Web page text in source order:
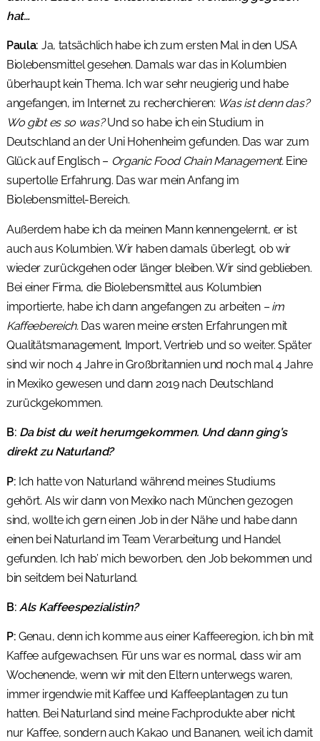
hat…
Paula: Ja, tatsächlich habe ich zum ersten Mal in den USA
Biolebensmittel gesehen. Damals war das in Kolumbien
überhaupt kein Thema. Ich war sehr neugierig und habe
angefangen, im Internet zu recherchieren: Was ist denn das?
Wo gibt es so was?Und so habe ich ein Studium in
Deutschland an der Uni Hohenheim gefunden. Das war zum
Glück auf Englisch – Organic Food Chain Management.Eine
supertolle Erfahrung. Das war mein Anfang im
Biolebensmittel-Bereich.
Außerdem habe ich da meinen Mann kennengelernt, er ist
auch aus Kolumbien. Wir haben damals überlegt, ob wir
wieder zurückgehen oder länger bleiben. Wir sind geblieben.
Bei einer Firma, die Biolebensmittel aus Kolumbien
importierte, habe ich dann angefangen zu arbeiten – im
Kaffeebereich.Das waren meine ersten Erfahrungen mit
Qualitätsmanagement, Import, Vertrieb und so weiter. Später
sind wir noch 4 Jahre in Großbritannien und noch mal 4 Jahre
in Mexiko gewesen und dann 2019 nach Deutschland
zurückgekommen.
B: Da bist du weit herumgekommen. Und dann ging’s
direkt zu Naturland?
P: Ich hatte von Naturland während meines Studiums
gehört. Als wir dann von Mexiko nach München gezogen
sind, wollte ich gern einen Job in der Nähe und habe dann
einen bei Naturland im Team Verarbeitung und Handel
gefunden. Ich hab’ mich beworben, den Job bekommen und
bin seitdem bei Naturland.
B:Als Kaffeespezialistin?
P: Genau, denn ich komme aus einer Kaffeeregion, ich bin mit
Kaffee aufgewachsen. Für uns war es normal, dass wir am
Wochenende, wenn wir mit den Eltern unterwegs waren,
immer irgendwie mit Kaffee und Kaffeeplantagen zu tun
hatten. Bei Naturland sind meine Fachprodukte aber nicht
nur Kaffee, sondern auch Kakao und Bananen, weil ich damit